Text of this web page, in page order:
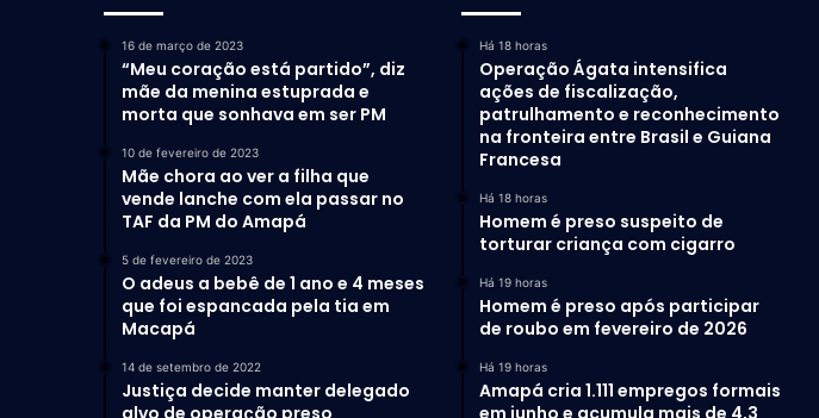
16 de março de 2023
“Meu coração está partido”, diz
mãe da menina estuprada e
morta que sonhava em ser PM
10 de fevereiro de 2023
Mãe chora ao ver a filha que
vende lanche com ela passar no
TAF da PM do Amapá
5 de fevereiro de 2023
O adeus a bebê de 1 ano e 4 meses
que foi espancada pela tia em
Macapá
14 de setembro de 2022
Justiça decide manter delegado
alvo de operação preso
Há 18 horas
Operação Ágata intensifica
ações de fiscalização,
patrulhamento e reconhecimento
na fronteira entre Brasil e Guiana
Francesa
Há 18 horas
Homem é preso suspeito de
torturar criança com cigarro
Há 19 horas
Homem é preso após participar
de roubo em fevereiro de 2026
Há 19 horas
Amapá cria 1.111 empregos formais
em junho e acumula mais de 4,3